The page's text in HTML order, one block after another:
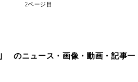
2ページ目
」のニュース・画像・動画・記事一